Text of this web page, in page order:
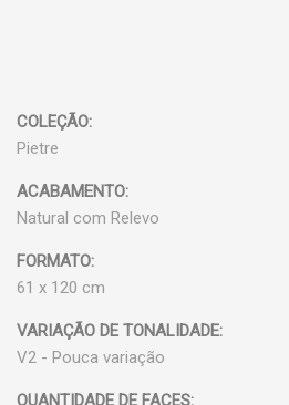
COLEÇÃO:
Pietre
ACABAMENTO:
Natural com Relevo
FORMATO:
61 x 120 cm
VARIAÇÃO DE TONALIDADE:
V2 - Pouca variação
QUANTIDADE DE FACES: